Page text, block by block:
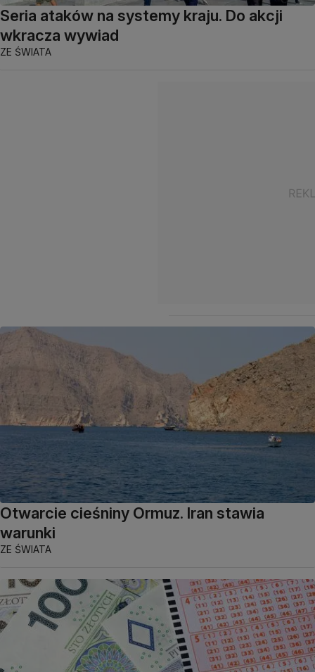
Seria ataków na systemy kraju. Do akcji
wkracza wywiad
ZE ŚWIATA
Otwarcie cieśniny Ormuz. Iran stawia
warunki
ZE ŚWIATA